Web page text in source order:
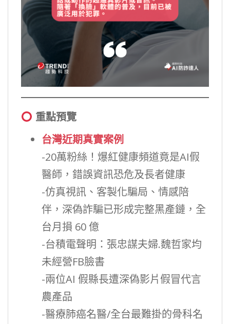
重點預覽
台灣近期真實案例
-20萬粉絲！爆紅健康頻道竟是AI假
醫師，錯誤資訊恐危及長者健康
-仿真視訊、客製化騙局、情感陪
伴，深偽詐騙已形成完整黑產鏈，全
台月損 60 億
-台積電聲明：張忠謀夫婦.魏哲家均
未經營FB臉書
-兩位AI 假縣長遭深偽影片假冒代言
農產品
-醫療肺癌名醫/全台最難掛的骨科名